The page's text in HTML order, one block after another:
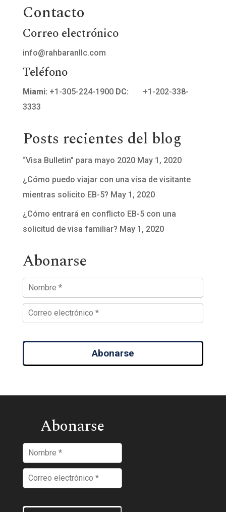
Contacto
Correo electrónico
info@rahbaranllc.com
Teléfono
Miami: +1-305-224-1900 DC:
+1-202-338-
3333
Posts recientes del blog
“Visa Bulletin” para mayo 2020 May 1, 2020
¿Cómo puedo viajar con una visa de visitante
mientras solicito EB-5? May 1, 2020
¿Cómo entrará en conflicto EB-5 con una
solicitud de visa familiar? May 1, 2020
Abonarse
Abonarse
Abonarse